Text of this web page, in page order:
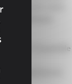
votre
par l’ensemble
des machines et